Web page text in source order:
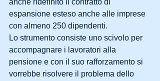
anche ridefinito il contratto di
espansione esteso anche alle imprese
con almeno 250 dipendenti.
Lo strumento consiste uno scivolo per
accompagnare i lavoratori alla
pensione e con il suo rafforzamento si
vorrebbe risolvere il problema dello